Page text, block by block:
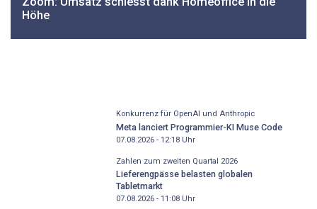
Höhe
Konkurrenz für OpenAI und Anthropic
Meta lanciert Programmier-KI Muse Code
07.08.2026 - 12:18Uhr
Zahlen zum zweiten Quartal 2026
Lieferengpässe belasten globalen
Tabletmarkt
07.08.2026 - 11:08Uhr